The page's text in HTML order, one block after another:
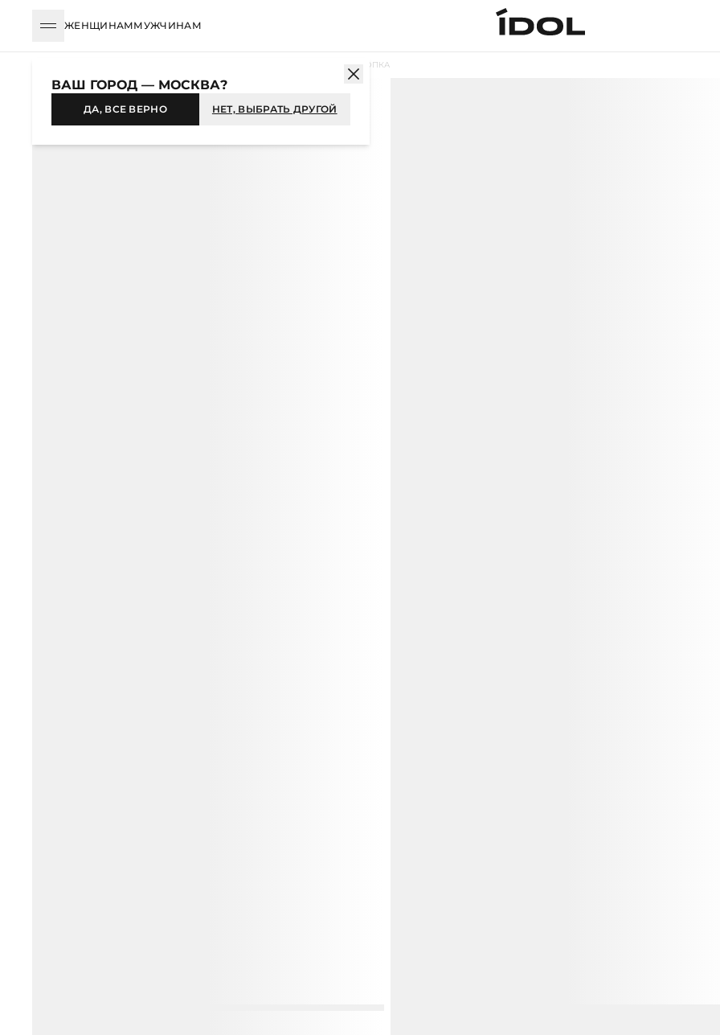
ЖЕНЩИНАММУЖЧИНАМ
БРЮКИ ИЗ 100% ХЛОПКА
НОВИНКА
ВАШ ГОРОД — МОСКВА?
ДА, ВСЕ ВЕРНО НЕТ, ВЫБРАТЬ ДРУГОЙ